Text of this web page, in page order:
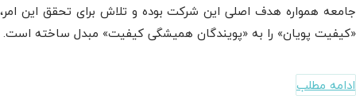
جامعه همواره هدف اصلی این شرکت بوده و تلاش برای تحقق این امر،
«کیفیت پویان» را به «پویندگان همیشگی کیفیت» مبدل ساخته است.
ادامه مطلب